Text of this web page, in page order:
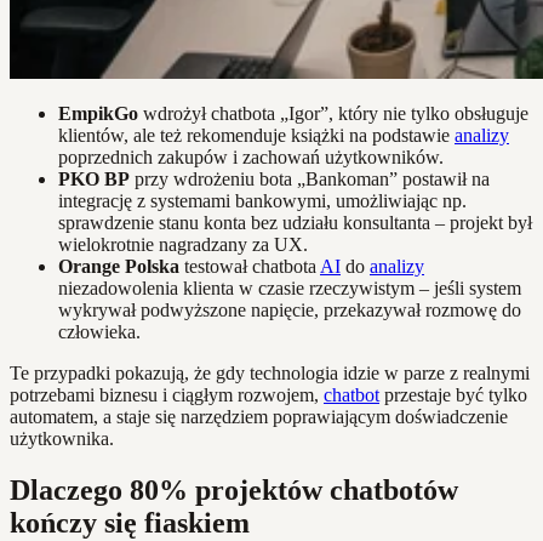
EmpikGo wdrożył chatbota „Igor”, który nie tylko obsługuje
klientów, ale też rekomenduje książki na podstawie analizy
poprzednich zakupów i zachowań użytkowników.
PKO BP przy wdrożeniu bota „Bankoman” postawił na
integrację z systemami bankowymi, umożliwiając np.
sprawdzenie stanu konta bez udziału konsultanta – projekt był
wielokrotnie nagradzany za UX.
Orange Polska testował chatbota AI do analizy
niezadowolenia klienta w czasie rzeczywistym – jeśli system
wykrywał podwyższone napięcie, przekazywał rozmowę do
człowieka.
Te przypadki pokazują, że gdy technologia idzie w parze z realnymi
potrzebami biznesu i ciągłym rozwojem, chatbot przestaje być tylko
automatem, a staje się narzędziem poprawiającym doświadczenie
użytkownika.
Dlaczego 80% projektów chatbotów
kończy się fiaskiem